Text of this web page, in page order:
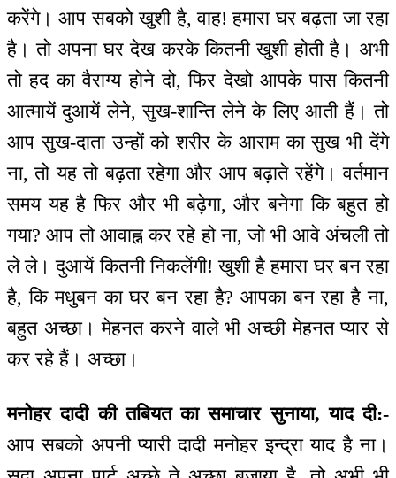
करेंगे। आप सबको खुशी है, वाह! हमारा घर बढ़ता जा रहा
है। तो अपना घर देख करके कितनी खुशी होती है। अभी
तो हद का वैराग्य होने दो, फिर देखो आपके पास कितनी
आत्मायें दुआयें लेने, सुख-शान्ति लेने के लिए आती हैं। तो
आप सुख-दाता उन्हों को शरीर के आराम का सुख भी देंगे
ना, तो यह तो बढ़ता रहेगा और आप बढ़ाते रहेंगे। वर्तमान
समय यह है फिर और भी बढ़ेगा, और बनेगा कि बहुत हो
गया? आप तो आवाह्न कर रहे हो ना, जो भी आवे अंचली तो
ले ले। दुआयें कितनी निकलेंगी! खुशी है हमारा घर बन रहा
है, कि मधुबन का घर बन रहा है? आपका बन रहा है ना,
बहुत अच्छा। मेहनत करने वाले भी अच्छी मेहनत प्यार से
कर रहे हैं। अच्छा।
मनोहर दादी की तबियत का समाचार सुनाया, याद दी:-
आप सबको अपनी प्यारी दादी मनोहर इन्द्रा याद है ना।